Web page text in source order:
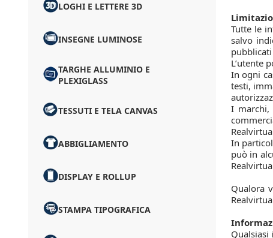
LOGHI E LETTERE 3D
INSEGNE LUMINOSE
TARGHE ALLUMINIO E
PLEXIGLASS
TESSUTI E TELA CANVAS
ABBIGLIAMENTO
DISPLAY E ROLLUP
STAMPA TIPOGRAFICA
Tutte le
salvo
L’utente
In ogni
testi,
I marchi,
In
può in
Qualora